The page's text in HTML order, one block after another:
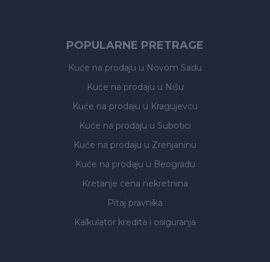
POPULARNE PRETRAGE
Kuće na prodaju u Novom Sadu
Kuće na prodaju u Nišu
Kuće na prodaju u Kragujevcu
Kuće na prodaju u Subotici
Kuće na prodaju u Zrenjaninu
Kuće na prodaju u Beogradu
Kretanje cena nekretnina
Pitaj pravnika
Kalkulator kredita i osiguranja